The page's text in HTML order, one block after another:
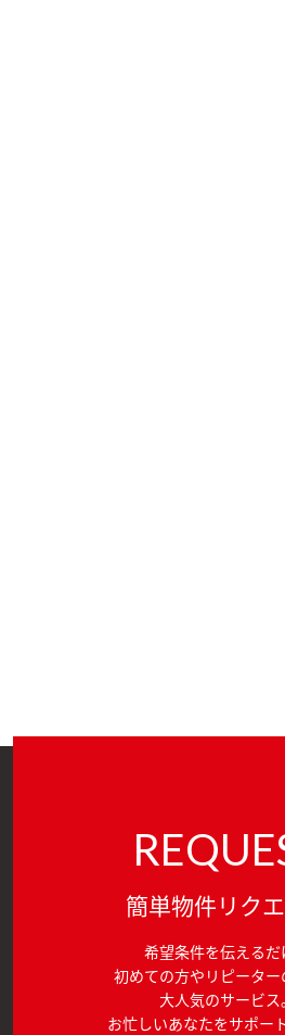
簡単物件リク
希望条件を伝えるだ
初めての方やリピーター
大人気のサービス。
お忙しいあなたをサポー